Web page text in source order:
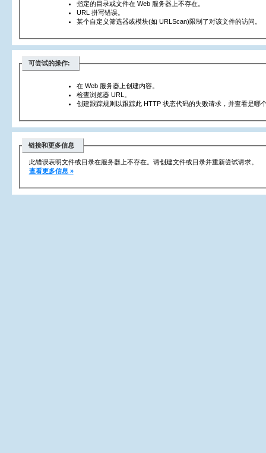
指定的目录或文件在 Web 服务器上不存在。
URL 拼写错误。
某个自定义筛选器或模块(如 URLScan)限制了对该文件的访问。
可尝试的操作:
在 Web 服务器上创建内容。
检查浏览器 URL。
创建跟踪规则以跟踪此 HTTP 状态代码的失败请求，并查看是哪
链接和更多信息
此错误表明文件或目录在服务器上不存在。请创建文件或目录并重新尝试请求。
查看更多信息 »